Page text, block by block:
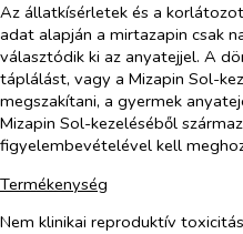
Az állatkísérletek és a
adat alapján a mirtazapin csak
választódik ki az anyatejjel. A
táplálást, vagy a Mizapin Sol-
megszakítani, a gyermek
Mizapin Sol-kezeléséből
figyelembevételével kell
Termékenység
Nem klinikai reproduktív